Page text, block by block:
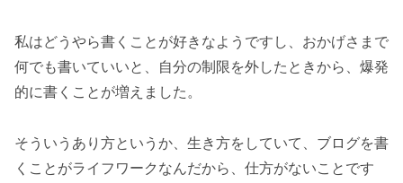
私はどうやら書くことが好きなようですし、おかげさまで
何でも書いていいと、自分の制限を外したときから、爆発
的に書くことが増えました。
そういうあり方というか、生き方をしていて、ブログを書
くことがライフワークなんだから、仕方がないことです